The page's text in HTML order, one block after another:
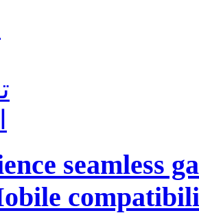
seamless